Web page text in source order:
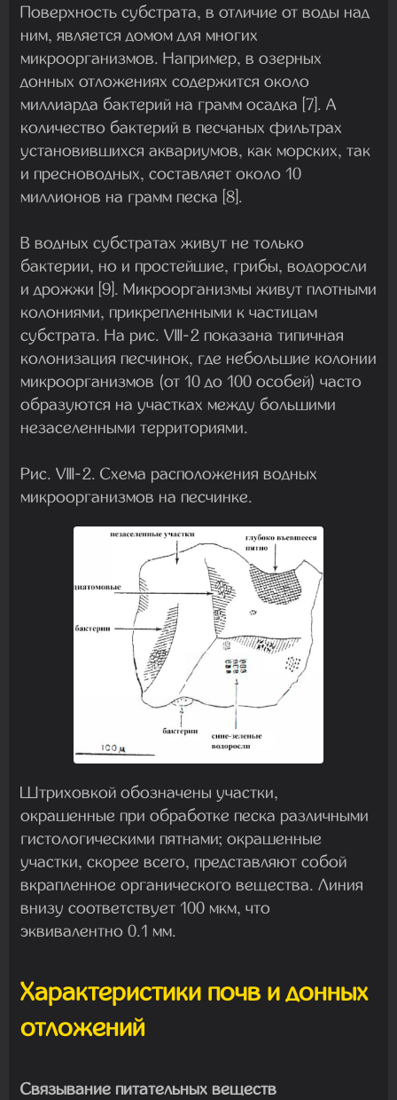
Поверхность субстрата, в отличие от воды над
ним, является домом для многих
микроорганизмов. Например, в озерных
донных отложениях содержится около
миллиарда бактерий на грамм осадка [7]. А
количество бактерий в песчаных фильтрах
установившихся аквариумов, как морских, так
и пресноводных, составляет около 10
миллионов на грамм песка [8].
В водных субстратах живут не только
бактерии, но и простейшие, грибы, водоросли
и дрожжи [9]. Микроорганизмы живут плотными
колониями, прикрепленными к частицам
субстрата. На рис. VIII-2 показана типичная
колонизация песчинок, где небольшие колонии
микроорганизмов (от 10 до 100 особей) часто
образуются на участках между большими
незаселенными территориями.
Рис. VIII-2. Схема расположения водных
микроорганизмов на песчинке.
Штриховкой обозначены участки,
окрашенные при обработке песка различными
гистологическими пятнами; окрашенные
участки, скорее всего, представляют собой
вкрапленное органического вещества. Линия
внизу соответствует 100 мкм, что
эквивалентно 0.1 мм.
Характеристики почв и донных
отложений
Связывание питательных веществ